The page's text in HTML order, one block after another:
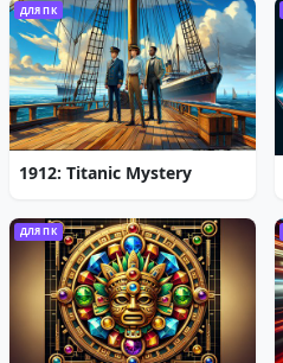
ДЛЯ ПК
1912: Titanic Mystery
ДЛЯ ПК